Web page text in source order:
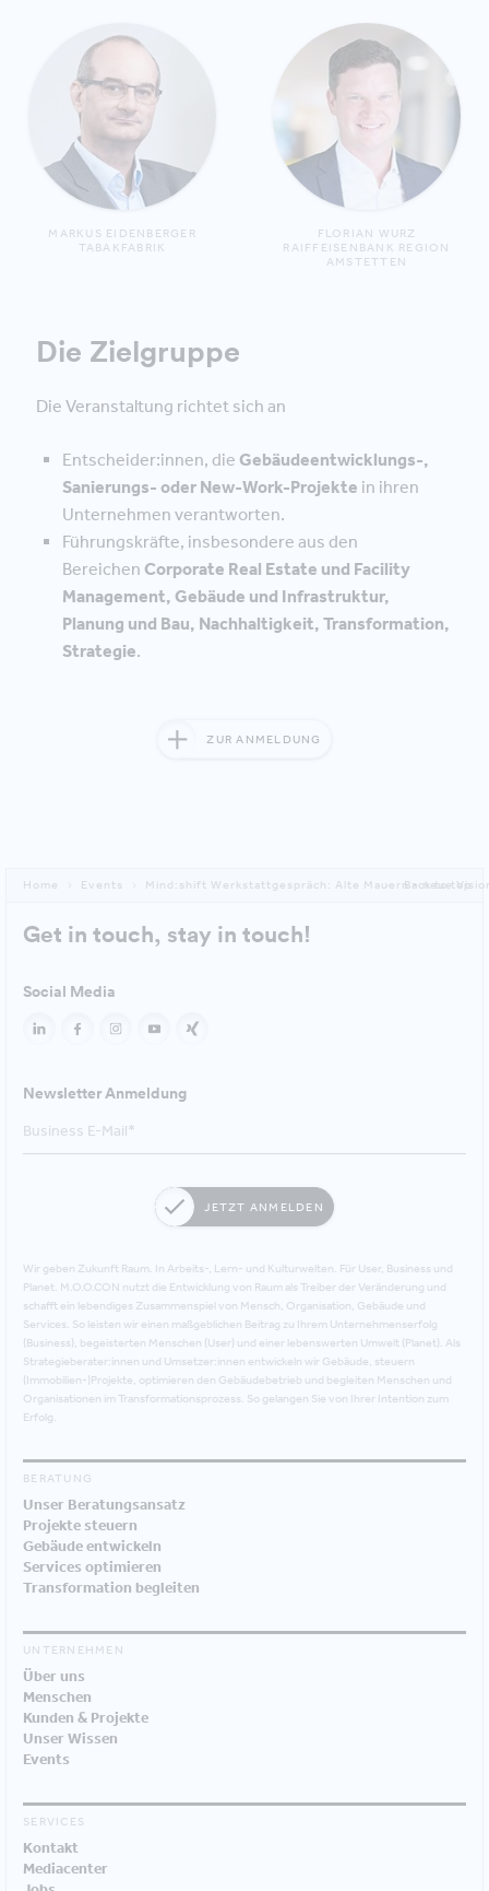
MARKUS EIDENBERGER
TABAKFABRIK
FLORIAN WURZ
RAIFFEISENBANK REGION
AMSTETTEN
Die Zielgruppe
Die Veranstaltung richtet sich an
Entscheider:innen, die Gebäudeentwicklungs-,
Sanierungs- oder New-Work-Projekte in ihren
Unternehmen verantworten.
Führungskräfte, insbesondere aus den
Bereichen Corporate Real Estate und Facility
Management, Gebäude und Infrastruktur,
Planung und Bau, Nachhaltigkeit, Transformation,
Strategie.
ZUR ANMELDUNG
Home Events Mind:shift Werkstattgespräch: Alte Mauern - neue
Back to top
Get in touch, stay in touch!
Social Media
Newsletter Anmeldung
JETZT ANMELDEN
Wir geben Zukunft Raum. In Arbeits-, Lern- und Kulturwelten. Für User, Business und
Planet. M.O.O.CON nutzt die Entwicklung von Raum als Treiber der Veränderung und
schafft ein lebendiges Zusammenspiel von Mensch, Organisation, Gebäude und
Services. So leisten wir einen maßgeblichen Beitrag zu Ihrem Unternehmenserfolg
(Business), begeisterten Menschen (User) und einer lebenswerten Umwelt (Planet). Als
Strategieberater:innen und Umsetzer:innen entwickeln wir Gebäude, steuern
(Immobilien-)Projekte, optimieren den Gebäudebetrieb und begleiten Menschen und
Organisationen im Transformationsprozess. So gelangen Sie von Ihrer Intention zum
Erfolg.
BERATUNG
Unser Beratungsansatz
Projekte steuern
Gebäude entwickeln
Services optimieren
Transformation begleiten
UNTERNEHMEN
Über uns
Menschen
Kunden & Projekte
Unser Wissen
Events
SERVICES
Kontakt
Mediacenter